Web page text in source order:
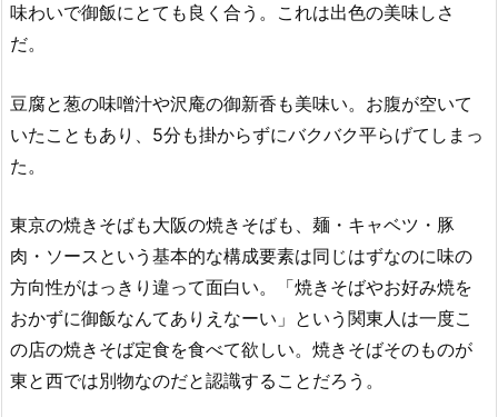
味わいで御飯にとても良く合う。これは出色の美味しさ
だ。
豆腐と葱の味噌汁や沢庵の御新香も美味い。お腹が空いて
いたこともあり、5分も掛からずにバクバク平らげてしまっ
た。
東京の焼きそばも大阪の焼きそばも、麺・キャベツ・豚
肉・ソースという基本的な構成要素は同じはずなのに味の
方向性がはっきり違って面白い。「焼きそばやお好み焼を
おかずに御飯なんてありえなーい」という関東人は一度こ
の店の焼きそば定食を食べて欲しい。焼きそばそのものが
東と西では別物なのだと認識することだろう。